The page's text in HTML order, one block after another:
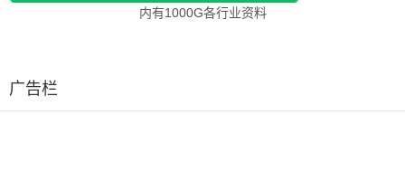
内有1000G各行业资料
广告栏